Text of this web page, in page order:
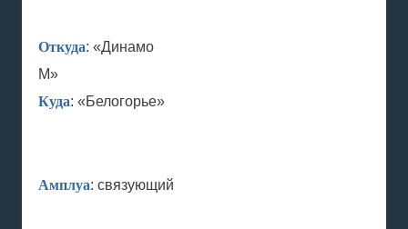
Откуда: «Динамо
М»
Куда: «Белогорье»
Амплуа: связующий